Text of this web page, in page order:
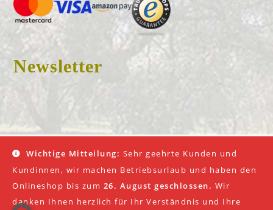
Newsletter
© 2026 Don Fredo |Impressum|AGB|Datenschutz
Wichtige Mitteilung: Sehr geehrte Kunden und
Kundinnen, wir machen Betriebsurlaub und haben den
Onlineshop bis zum 26. August geschlossen. Wir
danken Ihnen herzlich für Ihr Verständnis und Ihre